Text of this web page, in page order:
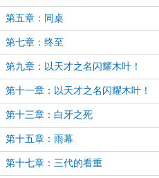
第五章：同桌
第七章：终至
第九章：以天才之名闪耀木叶！
（中）
第十一章：以天才之名闪耀木叶！
（完）
第十三章：白牙之死
第十五章：雨幕
第十七章：三代的看重